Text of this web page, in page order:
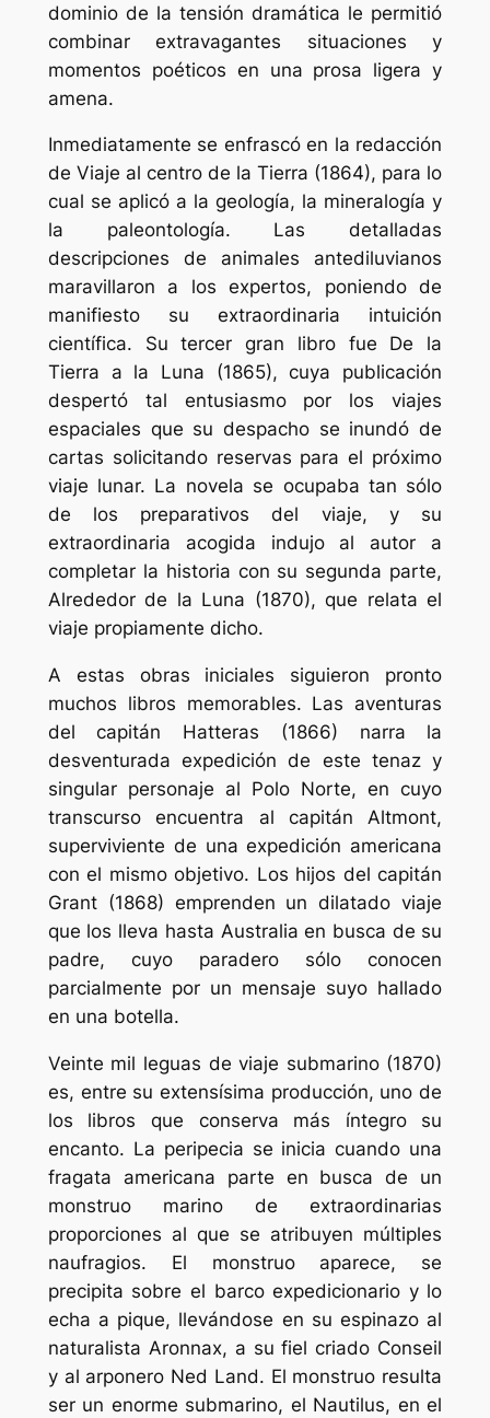
dominio de la tensión dramática le permitió
combinar extravagantes situaciones y
momentos poéticos en una prosa ligera y
amena.
Inmediatamente se enfrascó en la redacción
de Viaje al centro de la Tierra (1864), para lo
cual se aplicó a la geología, la mineralogía y
la paleontología. Las detalladas
descripciones de animales antediluvianos
maravillaron a los expertos, poniendo de
manifiesto su extraordinaria intuición
científica. Su tercer gran libro fue De la
Tierra a la Luna (1865), cuya publicación
despertó tal entusiasmo por los viajes
espaciales que su despacho se inundó de
cartas solicitando reservas para el próximo
viaje lunar. La novela se ocupaba tan sólo
de los preparativos del viaje, y su
extraordinaria acogida indujo al autor a
completar la historia con su segunda parte,
Alrededor de la Luna (1870), que relata el
viaje propiamente dicho.
A estas obras iniciales siguieron pronto
muchos libros memorables. Las aventuras
del capitán Hatteras (1866) narra la
desventurada expedición de este tenaz y
singular personaje al Polo Norte, en cuyo
transcurso encuentra al capitán Altmont,
superviviente de una expedición americana
con el mismo objetivo. Los hijos del capitán
Grant (1868) emprenden un dilatado viaje
que los lleva hasta Australia en busca de su
padre, cuyo paradero sólo conocen
parcialmente por un mensaje suyo hallado
en una botella.
Veinte mil leguas de viaje submarino (1870)
es, entre su extensísima producción, uno de
los libros que conserva más íntegro su
encanto. La peripecia se inicia cuando una
fragata americana parte en busca de un
monstruo marino de extraordinarias
proporciones al que se atribuyen múltiples
naufragios. El monstruo aparece, se
precipita sobre el barco expedicionario y lo
echa a pique, llevándose en su espinazo al
naturalista Aronnax, a su fiel criado Conseil
y al arponero Ned Land. El monstruo resulta
ser un enorme submarino, el Nautilus, en el